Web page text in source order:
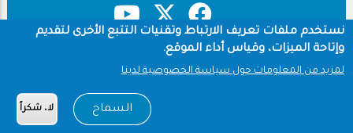
Footer
Footer
نستخدم ملفات تعريف الارتباط وتقنيات التتبع الأخرى لتقديم
وإتاحة الميزات، وقياس أداء الموقع.
لمزيد من المعلومات حول سياسة الخصوصية لدينا
السماح لا، شكراً